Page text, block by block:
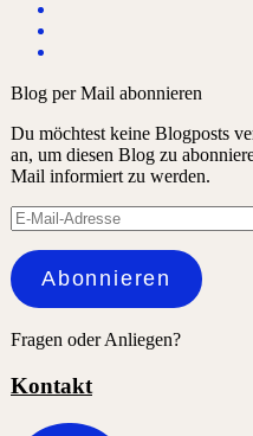
Blog per Mail abonnieren
Du möchtest keine Blogposts
an, um diesen Blog zu
Mail informiert zu werden.
E-
Mail-
Adresse
Abonnieren
Fragen oder Anliegen?
Kontakt